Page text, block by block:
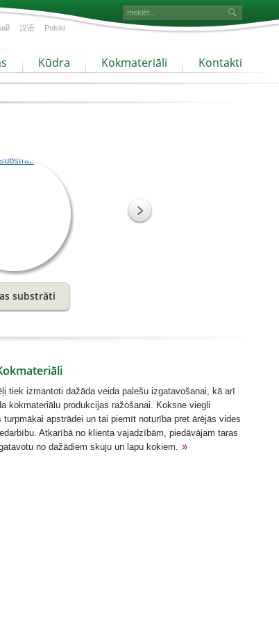
汉语 Polski
Kūdra Kokmateriāli Kontakti
substrāti
tiek izmantoti dažāda veida palešu izgatavošanai, kā arī
kokmateriālu produkcijas ražošanai. Koksne viegli
turpmākai apstrādei un tai piemīt noturība pret ārējās vides
Atkarībā no klienta vajadzībām, piedāvājam taras
no dažādiem skuju un lapu kokiem.